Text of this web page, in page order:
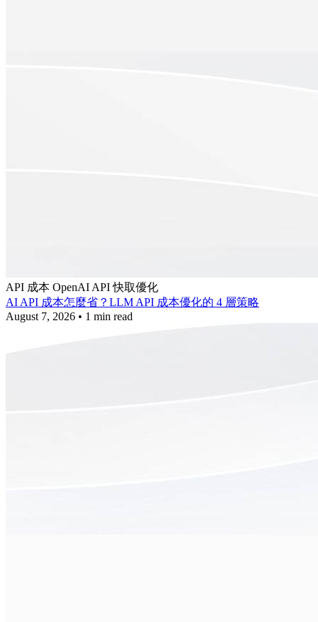
API 成本 OpenAI API 快取優化
AI API 成本怎麼省？LLM API 成本優化的 4 層策略
August 7, 2026 • 1 min read